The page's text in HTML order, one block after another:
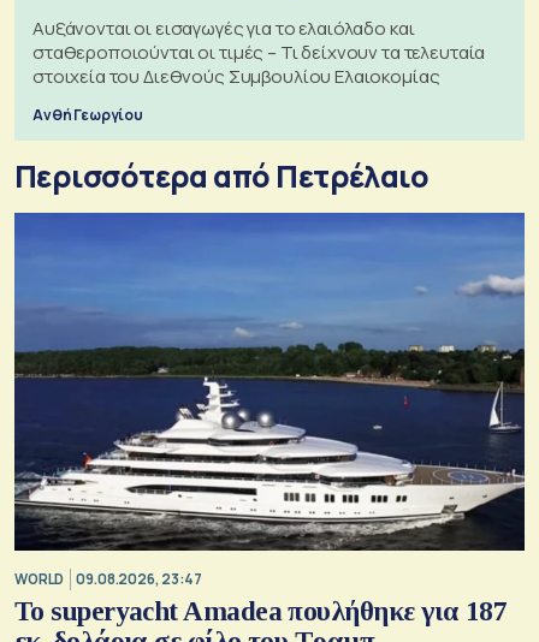
Αυξάνονται οι εισαγωγές για το ελαιόλαδο και
σταθεροποιούνται οι τιμές – Τι δείχνουν τα τελευταία
στοιχεία του Διεθνούς Συμβουλίου Ελαιοκομίας
Ανθή Γεωργίου
Περισσότερα από Πετρέλαιο
WORLD 09.08.2026, 23:47
To superyacht Amadea πουλήθηκε για 187